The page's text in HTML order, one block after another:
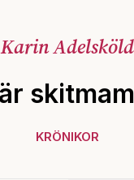
Karin Adelsköld
KRÖNIKOR